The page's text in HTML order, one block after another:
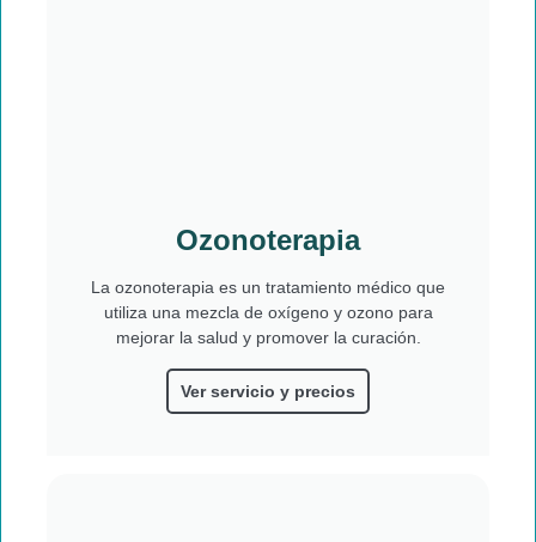
Ozonoterapia
La ozonoterapia es un tratamiento médico que
utiliza una mezcla de oxígeno y ozono para
mejorar la salud y promover la curación.
Ver servicio y precios